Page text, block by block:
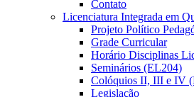
Contato
Licenciatura Integrada em
Projeto Político
Grade Curricular
Horário Disciplinas
Seminários (EL204)
Colóquios II, III e IV
Legislação